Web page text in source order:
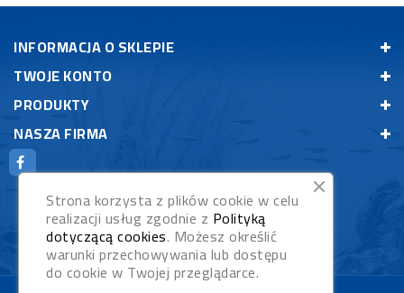
INFORMACJA O SKLEPIE
TWOJE KONTO
PRODUKTY
NASZA FIRMA
Strona korzysta z plików cookie w celu
realizacji usług zgodnie z Polityką
dotyczącą cookies. Możesz określić
warunki przechowywania lub dostępu
do cookie w Twojej przeglądarce.